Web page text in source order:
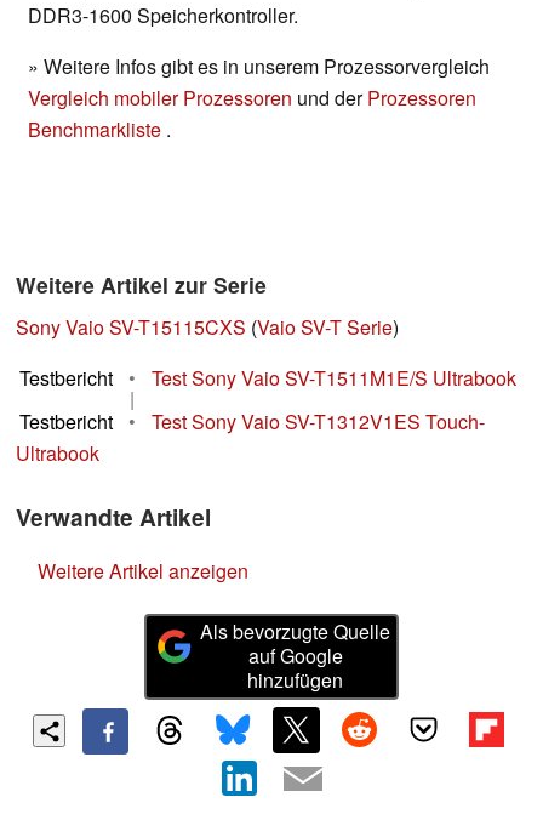
DDR3-1600 Speicherkontroller.
» Weitere Infos gibt es in unserem Prozessorvergleich
Vergleich mobiler Prozessoren und derProzessoren
Benchmarkliste .
Weitere Artikel zur Serie
Sony Vaio SV-T15115CXS (Vaio SV-T Serie)
Testbericht
• Test Sony Vaio SV-T1511M1E/S Ultrabook
|
Testbericht
•
Test Sony Vaio SV-T1312V1ES Touch-
Ultrabook
Verwandte Artikel
Weitere Artikel anzeigen
Als bevorzugte Quelle
auf Google
hinzufügen